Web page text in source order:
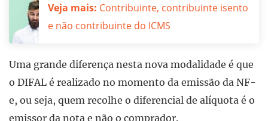
Veja mais: Contribuinte, contribuinte isento
e não contribuinte do ICMS
Uma grande diferença nesta nova modalidade é que
o DIFAL é realizado no momento da emissão da NF-
e, ou seja, quem recolhe o diferencial de alíquota é o
emissor da nota e não o comprador.